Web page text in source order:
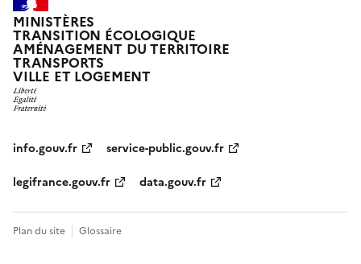
MINISTÈRES
TRANSITION ÉCOLOGIQUE
AMÉNAGEMENT DU TERRITOIRE
TRANSPORTS
VILLE ET LOGEMENT
info.gouv.fr
service-public.gouv.fr
legifrance.gouv.fr
data.gouv.fr
Plan du site Glossaire